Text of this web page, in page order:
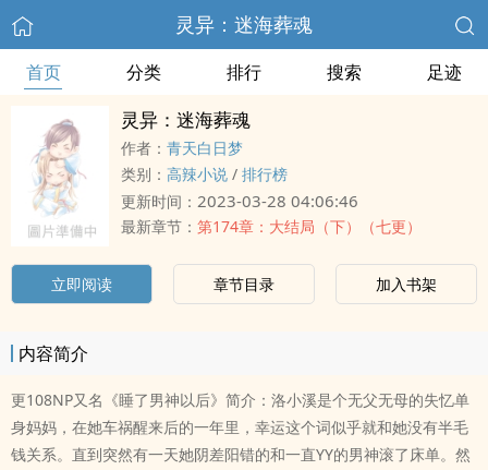
灵异：迷海葬魂
首页 分类 排行 搜索 足迹
灵异：迷海葬魂
作者： 青天白日梦
类别： 高辣小说 / 排行榜
更新时间： 2023-03-28 04:06:46
最新章节： 第174章：大结局（下）（七更）
立即阅读 章节目录 加入书架
内容简介
更108NP又名《睡了男神以后》简介：洛小溪是个无父无母的失忆单
身妈妈，在她车祸醒来后的一年里，幸运这个词似乎就和她没有半毛
钱关系。直到突然有一天她阴差阳错的和一直YY的男神滚了床单。然